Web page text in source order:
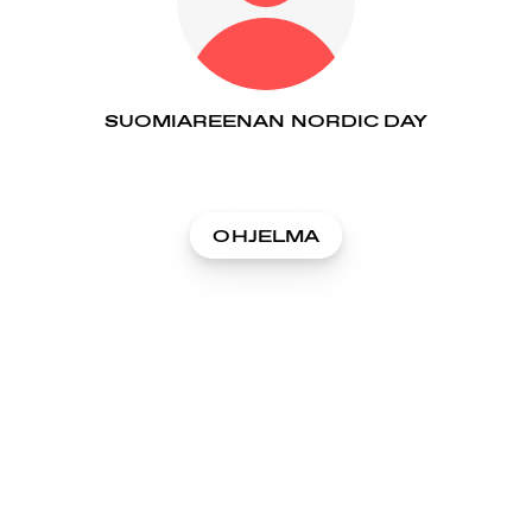
SUOMIAREENAN NORDIC DAY
OHJELMA